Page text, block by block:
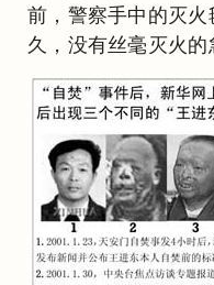
前，警察手中的灭
久，没有丝毫灭火的